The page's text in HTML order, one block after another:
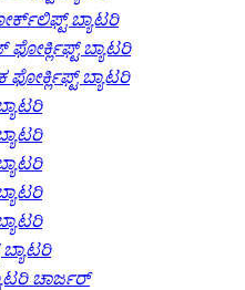
ಬ್ಯಾಟರಿ
ಬ್ಯಾಟರಿ
ಬ್ಯಾಟರಿ
ಬ್ಯಾಟರಿ
ಚಾರ್ಜರ್